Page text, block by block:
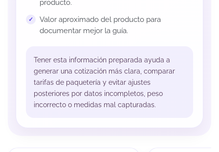
producto.
Valor aproximado del producto para
documentar mejor la guía.
Tener esta información preparada ayuda a
generar una cotización más clara, comparar
tarifas de paquetería y evitar ajustes
posteriores por datos incompletos, peso
incorrecto o medidas mal capturadas.